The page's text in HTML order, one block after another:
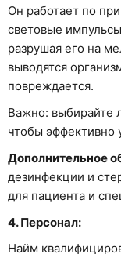
Он работает по
световые
разрушая его на
выводятся
повреждается.
Важно: выбирайте
чтобы эффективно
Дополнительное
дезинфекции и
для пациента и
4. Персонал:
Найм